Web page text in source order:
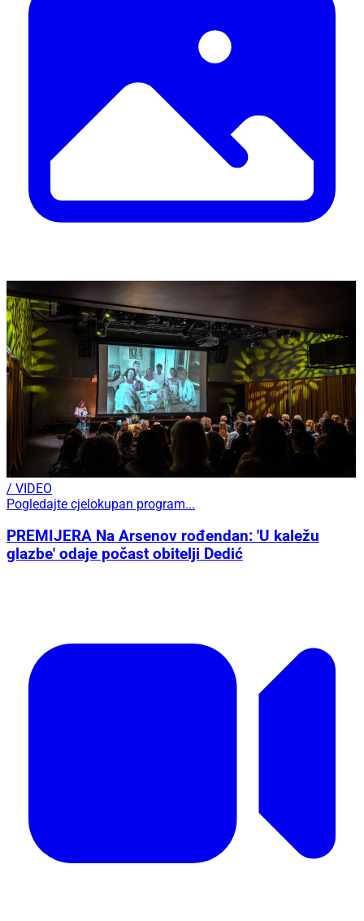
/ VIDEO
Pogledajte cjelokupan program...
PREMIJERA Na Arsenov rođendan: 'U kaležu
glazbe' odaje počast obitelji Dedić